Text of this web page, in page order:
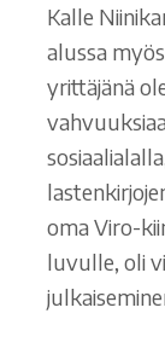
Kalle
alussa
yrittäjänä
oma Viro-
luvulle, oli